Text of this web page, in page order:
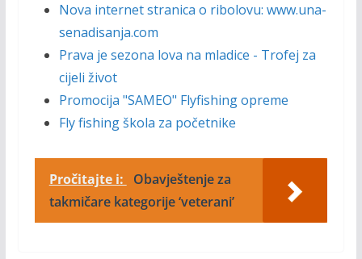
Nova internet stranica o ribolovu: www.una-
senadisanja.com
Prava je sezona lova na mladice - Trofej za
cijeli život
Promocija "SAMEO" Flyfishing opreme
Fly fishing škola za početnike
Pročitajte i:
Obavještenje za
takmičare kategorije ‘veterani’